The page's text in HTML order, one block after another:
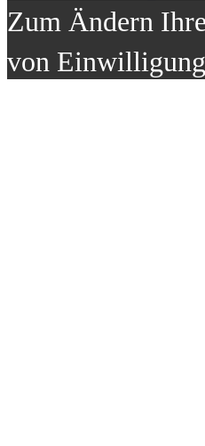
Zum Ändern
von